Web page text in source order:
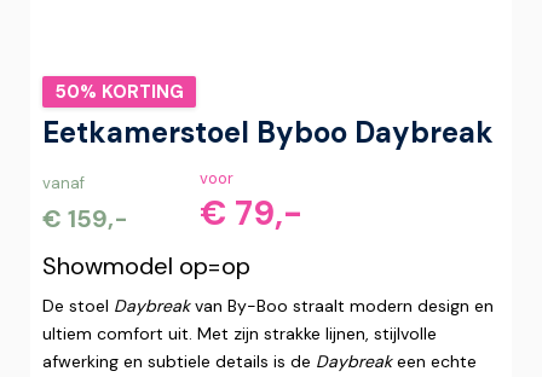
50% KORTING
Eetkamerstoel Byboo Daybreak
vanaf
€ 159,-
voor
€ 79,-
Showmodel op=op
De stoel Daybreakvan By-Boo straalt modern design en
ultiem comfort uit. Met zijn strakke lijnen, stijlvolle
afwerking en subtiele details is de Daybreakeen echte